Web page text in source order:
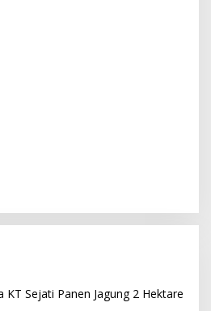
KT Sejati Panen Jagung 2 Hektare